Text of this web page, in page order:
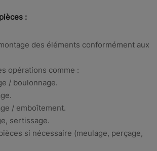
:
des éléments conformément aux
opérations comme :
/ boulonnage.
/ emboîtement.
sertissage.
si nécessaire (meulage, perçage,